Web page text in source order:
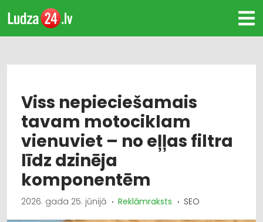
Viss nepieciešamais
tavam motociklam
vienuviet – no eļļas filtra
līdz dzinēja
komponentēm
2026. gada 25. jūnijā Reklāmraksts SEO